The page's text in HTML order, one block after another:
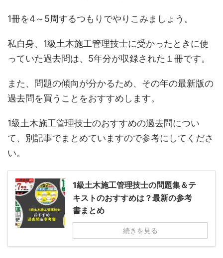
1冊を4～5周するつもりでやりこみましょう。
私自身、1級土木施工管理技士に受かったときに使
っていた過去問は、5年分が収録された１冊です。
また、問題の傾向が分かるため、その年の最新版の
過去問を買うことをおすすめします。
1級土木施工管理技士のおすすめの過去問につい
て、別記事でまとめていますので参考にしてくださ
い。
1級土木施工管理技士の問題集＆テ
キストのおすすめは？最新の参考
書まとめ
続きを見る